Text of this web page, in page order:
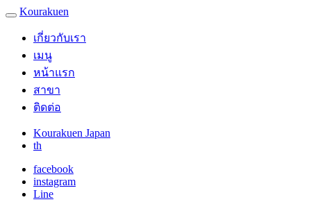
Kourakuen
เกี่ยวกับเรา
เมนู
หน้าแรก
สาขา
ติดต่อ
Kourakuen Japan
th
facebook
instagram
Line